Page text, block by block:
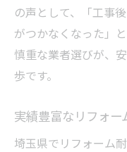
の声として、「工事
がつかなくなった」
慎重な業者選びが、
歩です。
実績豊富なリフォ
埼玉県でリフォーム